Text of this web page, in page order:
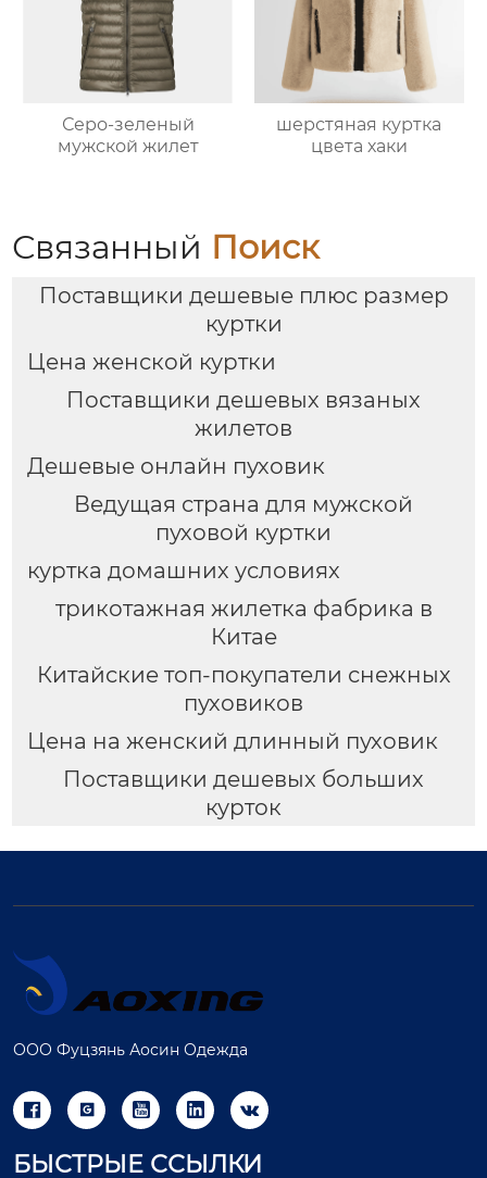
Серо-зеленый
мужской жилет
шерстяная куртка
цвета хаки
Связанный Поиск
Поставщики дешевые плюс размер
куртки
Цена женской куртки
Поставщики дешевых вязаных
жилетов
Дешевые онлайн пуховик
Ведущая страна для мужской
пуховой куртки
куртка домашних условиях
трикотажная жилетка фабрика в
Китае
Китайские топ-покупатели снежных
пуховиков
Цена на женский длинный пуховик
Поставщики дешевых больших
курток
ООО Фуцзянь Аосин Одежда
    
БЫСТРЫЕ ССЫЛКИ